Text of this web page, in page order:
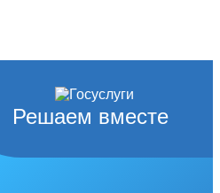
Решаем вместе